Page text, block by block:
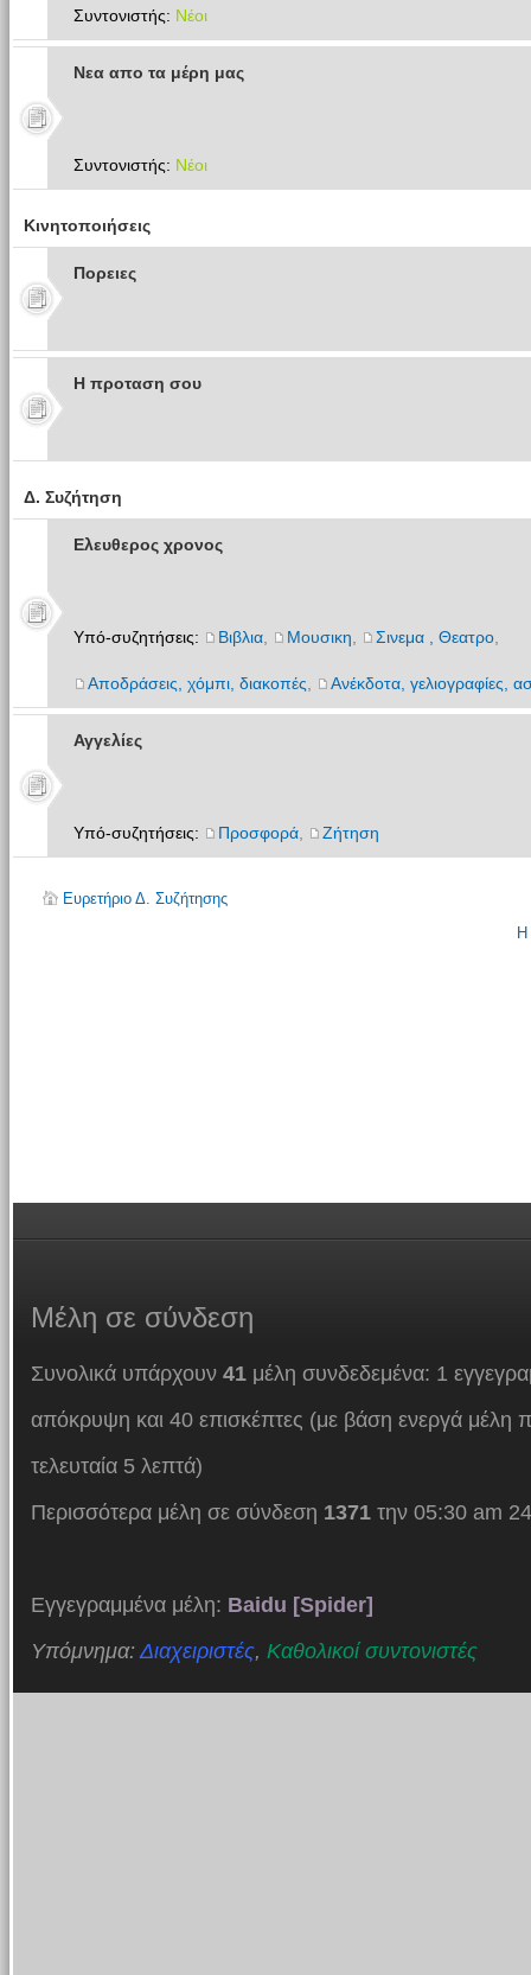
Συντονιστής: Νέοι
Νεα απο τα μέρη μας
Συντονιστής: Νέοι
Κινητοποιήσεις
Πoρειες
Η προταση σου
Δ. Συζήτηση
Ελευθερος χρονος
Υπό-συζητήσεις: Βιβλια, Μουσικη Σινεμα , Θεατρο,
Αποδράσεις, χόμπι, διακοπές Ανέκδοτα, γελιογραφίες,
Αγγελίες
Υπό-συζητήσεις: Προσφορά, Ζήτηση
Ευρετήριο Δ. Συζήτησης
Η
Μέλη σε σύνδεση
Συνολικά υπάρχουν 41μέλη συνδεδεμένα: 1
απόκρυψη και 40 επισκέπτες (με βάση ενεργά μέλη
τελευταία 5 λεπτά)
Περισσότερα μέλη σε σύνδεση 1371την 05:30 am
Εγγεγραμμένα μέλη: Baidu [Spider]
Υπόμνημα:Διαχειριστές, Καθολικοί συντονιστές